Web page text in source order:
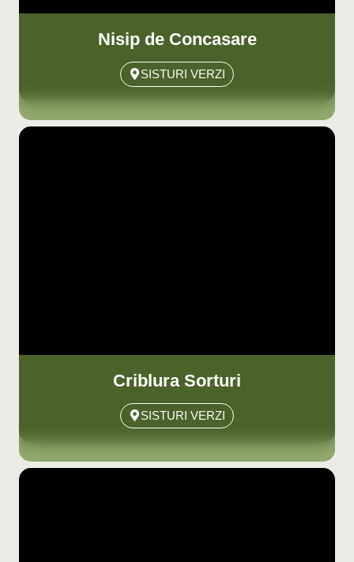
Nisip de Concasare
SISTURI VERZI
Criblura Sorturi
SISTURI VERZI